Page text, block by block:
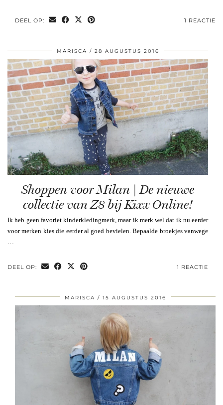
DEEL OP: 1 REACTIE
MARISCA 28 AUGUSTUS 2016
Shoppen voor Milan | De nieuwe
collectie van Z8 bij Kixx Online!
Ik heb geen favoriet kinderkledingmerk, maar ik merk wel dat ik nu eerder
voor merken kies die eerder al goed bevielen. Bepaalde broekjes vanwege
…
DEEL OP: 1 REACTIE
MARISCA 15 AUGUSTUS 2016